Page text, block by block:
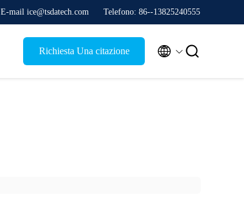
E-mail ice@tsdatech.com Telefono: 86--13825240555
Richiesta Una citazione  